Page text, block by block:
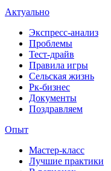
Актуально
Экспресс-анализ
Проблемы
Тест-драйв
Правила игры
Сельская жизнь
Рк-бизнес
Документы
Поздравляем
Опыт
Мастер-класс
Лучшие практики